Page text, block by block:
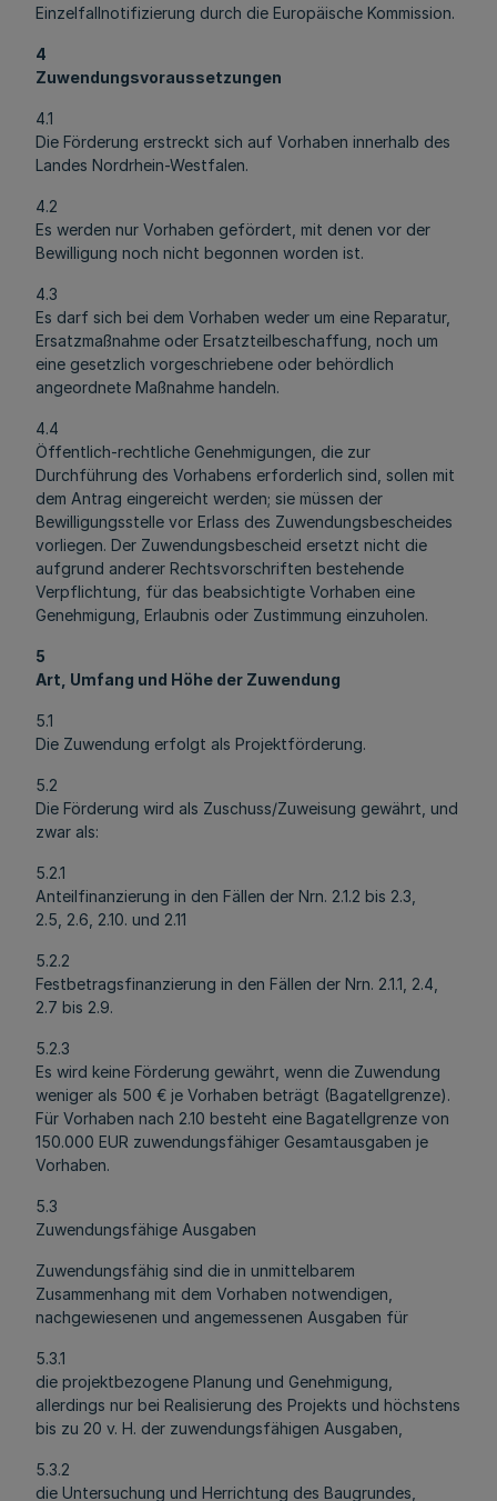
Einzelfallnotifizierung durch die Europäische Kommission.
4
Zuwendungsvoraussetzungen
4.1
Die Förderung erstreckt sich auf Vorhaben innerhalb des
Landes Nordrhein-Westfalen.
4.2
Es werden nur Vorhaben gefördert, mit denen vor der
Bewilligung noch nicht begonnen worden ist.
4.3
Es darf sich bei dem Vorhaben weder um eine Reparatur,
Ersatzmaßnahme oder Ersatzteilbeschaffung, noch um
eine gesetzlich vorgeschriebene oder behördlich
angeordnete Maßnahme handeln.
4.4
Öffentlich-rechtliche Genehmigungen, die zur
Durchführung des Vorhabens erforderlich sind, sollen mit
dem Antrag eingereicht werden; sie müssen der
Bewilligungsstelle vor Erlass des Zuwendungsbescheides
vorliegen. Der Zuwendungsbescheid ersetzt nicht die
aufgrund anderer Rechtsvorschriften bestehende
Verpflichtung, für das beabsichtigte Vorhaben eine
Genehmigung, Erlaubnis oder Zustimmung einzuholen.
5
Art, Umfang und Höhe der Zuwendung
5.1
Die Zuwendung erfolgt als Projektförderung.
5.2
Die Förderung wird als Zuschuss/Zuweisung gewährt, und
zwar als:
5.2.1
Anteilfinanzierung in den Fällen der Nrn. 2.1.2 bis 2.3,
2.5, 2.6, 2.10. und 2.11
5.2.2
Festbetragsfinanzierung in den Fällen der Nrn. 2.1.1, 2.4,
2.7 bis 2.9.
5.2.3
Es wird keine Förderung gewährt, wenn die Zuwendung
weniger als 500 € je Vorhaben beträgt (Bagatellgrenze).
Für Vorhaben nach 2.10 besteht eine Bagatellgrenze von
150.000 EUR zuwendungsfähiger Gesamtausgaben je
Vorhaben.
5.3
Zuwendungsfähige Ausgaben
Zuwendungsfähig sind die in unmittelbarem
Zusammenhang mit dem Vorhaben notwendigen,
nachgewiesenen und angemessenen Ausgaben für
5.3.1
die projektbezogene Planung und Genehmigung,
allerdings nur bei Realisierung des Projekts und höchstens
bis zu 20 v. H. der zuwendungsfähigen Ausgaben,
5.3.2
die Untersuchung und Herrichtung des Baugrundes,